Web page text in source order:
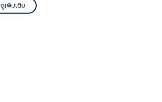
ดูเพิ่มเติม